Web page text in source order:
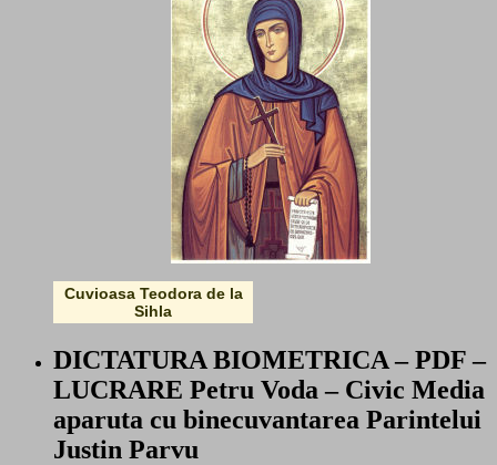
Cuvioasa Teodora de la
Sihla
DICTATURA BIOMETRICA – PDF –
LUCRARE Petru Voda – Civic Media
aparuta cu binecuvantarea Parintelui
Justin Parvu